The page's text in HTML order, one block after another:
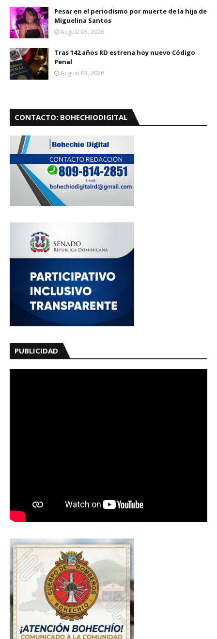
Pesar en el periodismo por muerte de la hija de
Miguelina Santos
August 05, 2026
Tras 142 años RD estrena hoy nuevo Código
Penal
August 03, 2026
CONTACTO: BOHECHIODIGITAL
PUBLICIDAD